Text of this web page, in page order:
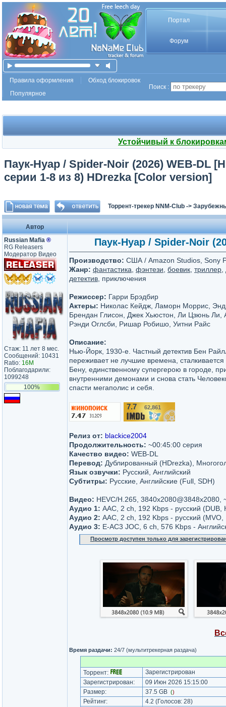
Портал
Форум
Правила оформления
Обход блокировок
Популярное
Поиск :
Устойчивый к
Паук-Нуар / Spider-Noir (2026) WEB-DL
серии 1-8 из 8) HDrezka [Color version]
Торрент-трекер NNM-Club ->
Автор
Russian Mafia ®
RG Releasers
Модератор Видео
Стаж: 11 лет 8 мес.
Сообщений: 10431
Ratio: 16M
Поблагодарили:
1099248
100%
Паук-Нуар / Spider-Noir
Производство: США / Amazon Studios, Sony
Жанр: фантастика фэнтези боевик триллер
детектив , приключения
Режиссер: Гарри Брэдбир
Актеры: Николас Кейдж, Ламорн Моррис,
Брендан Глисон, Джек Хьюстон, Ли Цзюнь Ли,
Рэнди Оглсби, Ришар Робишо, Уитни Райс
Описание:
Нью-Йорк, 1930-е. Частный детектив Бен
переживает не лучшие времена,
Бену, единственному супергерою в городе,
внутренними демонами и снова стать
спасти мегаполис и себя.
7.7 62,861
Релиз от: blackice2004
Продолжительность: ~00:45:00 серия
Качество видео: WEB-DL
Перевод: Дублированный (HDrezka),
Язык озвучки: Русский, Английский
Субтитры: Русские, Английские (Full, SDH)
Видео: НЕVC/H.265, 3840x2080@3848х2080,
Аудио 1: AАС, 2 ch, 192 Kbps - русский (DUB,
Аудио 2: AАС, 2 ch, 192 Kbps - русский (MVO,
Аудио 3: E-AC3 JOC, 6 ch, 576 Kbps -
Просмотр доступен только для
Время раздачи: 24/7 (мультитрекерная раздача)
Торрент:
Зарегистрирован
Зарегистрирован:
09 Июн 2026 15:15:00
Размер:
37.5 GB ()
Рейтинг: 4.2 (Голосов: 28)